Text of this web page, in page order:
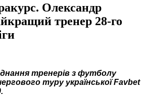
Олександр
тренер 28-го
тренерів з футболу
туру української Favbet